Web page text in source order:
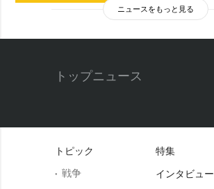
ニュースをもっと見る
トップニュース
トピック
戦争
特集
インタビュー